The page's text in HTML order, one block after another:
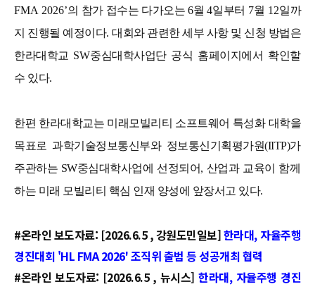
FMA 2026’의 참가 접수는 다가오는 6월 4일부터 7월 12일까
지 진행될 예정이다. 대회와 관련한 세부 사항 및 신청 방법은
한라대학교 SW중심대학사업단 공식 홈페이지에서 확인할
수 있다.
한편 한라대학교는 미래모빌리티 소프트웨어 특성화 대학을
목표로 과학기술정보통신부와 정보통신기획평가원(IITP)가
주관하는 SW중심대학사업에 선정되어, 산업과 교육이 함께
하는 미래 모빌리티 핵심 인재 양성에 앞장서고 있다.
#온라인 보도자료: [2026.6.5 , 강원도민일보]한라대, 자율주행
경진대회 'HL FMA 2026' 조직위 출범 등 성공개최 협력
#온라인 보도자료: [2026.6.5 , 뉴시스] 한라대, 자율주행 경진